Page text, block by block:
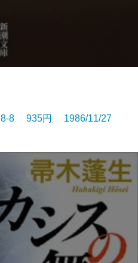
8 935円 1986/11/27